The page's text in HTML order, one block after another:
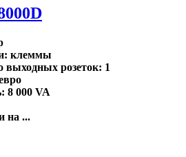
: клеммы
выходных розеток: 1
: 8 000 VA
на ...